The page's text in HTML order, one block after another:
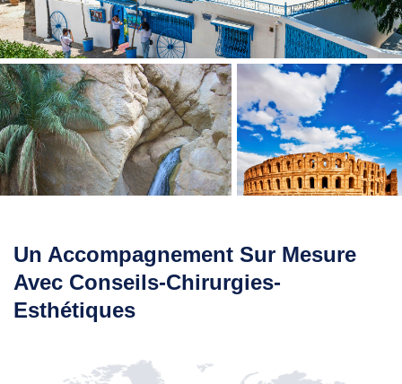
Un Accompagnement Sur Mesure
Avec Conseils-Chirurgies-
Esthétiques